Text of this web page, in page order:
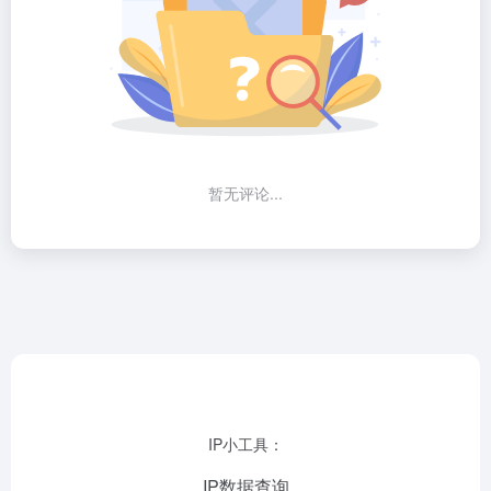
暂无评论...
IP小工具：